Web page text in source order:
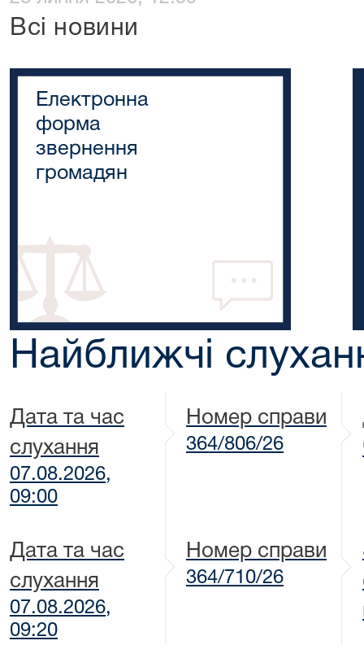
Всі новини
Електронна
форма
звернення
громадян
Найближчі
Дата та час
слухання
07.08.2026,
09:00
Номер справи
364/806/26
Дата та час
слухання
07.08.2026,
09:20
Номер справи
364/710/26